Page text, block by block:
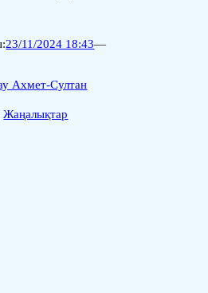
23/11/2024 18:43—
Ахмет-Султан
Жаңалықтар